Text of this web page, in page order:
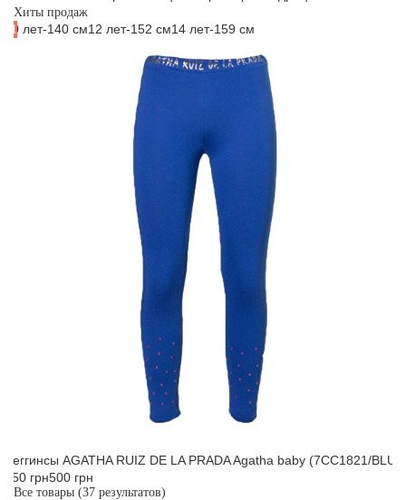
Хиты продаж
#1
10 лет-140 см12 лет-152 см14 лет-159 см
Леггинсы AGATHA RUIZ DE LA PRADA Agatha baby (7CC1821/
250 грн500 грн
Все товары (37 результатов)